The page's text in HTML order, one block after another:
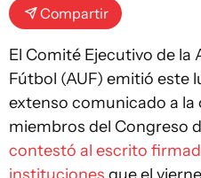
Compartir
El Comité Ejecutivo de la
Fútbol (AUF) emitió este
extenso comunicado a la
miembros del Congreso
contestó al escrito